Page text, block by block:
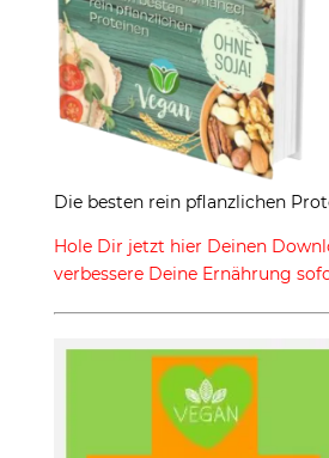
Die besten rein pflanzlichen
Hole Dir jetzt hier Deinen
verbessere Deine Ernährung